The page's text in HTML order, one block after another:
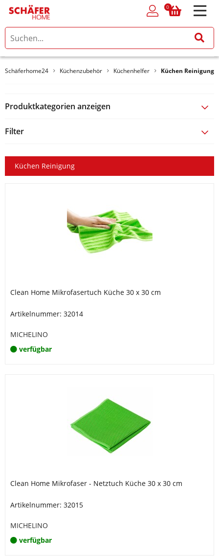
0
0
Schäferhome24 Küchenzubehör Küchenhelfer Küchen Reinigung
Produktkategorien anzeigen
Filter
Küchen Reinigung
Clean Home Mikrofasertuch Küche 30 x 30 cm
Artikelnummer: 32014
MICHELINO
verfügbar
Clean Home Mikrofaser - Netztuch Küche 30 x 30 cm
Artikelnummer: 32015
MICHELINO
verfügbar